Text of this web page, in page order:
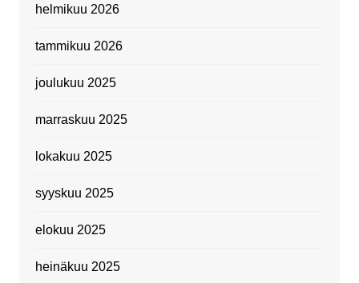
helmikuu 2026
tammikuu 2026
joulukuu 2025
marraskuu 2025
lokakuu 2025
syyskuu 2025
elokuu 2025
heinäkuu 2025